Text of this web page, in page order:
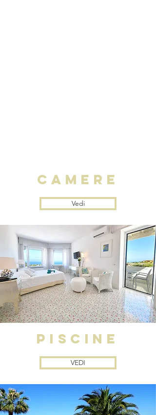
camere
Vedi
PISCINE
VEDI